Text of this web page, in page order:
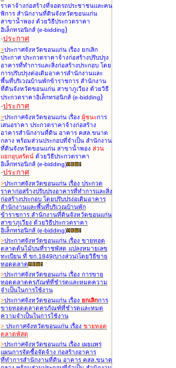
ราคาจ้างก่อสร้างที่จอดรถประชาชนและคน
พิการ สำนักงานที่ดินจังหวัดขอนแก่น
สาขาน้ำพอง ด้วยวิธีประกวดราคา
อิเล็กทรอนิกส์ (e-bidding)
-ประกาศ
>ประกาศจังหวัดขอนแก่น เรื่อง ยกเลิก
ประกาศ ประกวดราคาจ้างก่อสร้างปรับปรุง
อาคารที่ทำการและสิ่งก่อสร้างประกอบ โดย
การปรับปรุงต่อเติมอาคารสำนักงานและ
พื้นที่บริเวณบ้านพักข้าราชการ สำนักงาน
ที่ดินจังหวัดขอนแก่น สาขาภูเวียง ด้วยวิธี
ประกวดราคาอิเล็กทรอนิกส์ (e-bidding)
-ประกาศ
>ประกาศจังหวัดขอนแก่น เรื่อง ผู้ชนะการ
เสนอราคา ประกวดราคาจ้างก่อสร้าง
อาคารสำนักงานที่ดิน อาคาร คสล.ขนาด
กลาง พร้อมส่วนประกอบที่จำเป็น สำนักงาน
ที่ดินจังหวัดขอนแก่น สาขาน้ำพอง ส่วน
แยกอุบลรัตน์ ด้วยวิธีประกวดราคา
อิเล็กทรอนิกส์ (e-bidding)
-ประกาศ
>ประกาศจังหวัดขอนแก่น เรื่อง ประกวด
ราคาก่อสร้างปรับปรุงอาคารที่ทำการและสิ่ง
ก่อสร้างประกอบ โดยปรับปรุง่อเติมอาคาร
สำนักงานและพื้นที่บริเวณบ้านพัก
ข้าราชการ สำนักงานที่ดินจังหวัดขอนแก่น
สาขาภูเวียง ด้วยวิธีประกวดราคา
อิเล็กทรอนิกส์ (e-bidding)
>ประกาศจังหวัดขอนแก่น เรื่อง ขายทอด
ตลาดต้นไม้บนที่ราชพัสดุ แปลงหมายเลข
ทะเบียน ที่ ขก.1849(บางส่วน)โดยวิธีขาย
ทอดตลาด
>ประกาศจังหวัดขอนแก่น เรื่อง การขาย
ทอดตลาดครุภัณฑ์ที่ชำรุดและหมดความ
จำเป็นในการใช้งาน
>ประกาศจังหวัดขอนแก่น เรื่อง ยกเลิกการ
ขายทอดตลาดครุภัณฑ์ที่ชำรุดและหมด
ความจำเป็นในการใช้งาน
> ประกาศจังหวัดขอนแก่น เรื่อง ขายทอด
ตลาดพัสดุ
>ประกาศจังหวัดขอนแก่น เรื่อง เผยแพร่
แผนการจัดซื้อจัดจ้าง ก่อสร้างอาคาร
ที่ทำการสำนักงานที่ดิน อาคาร คสล.ขนาด